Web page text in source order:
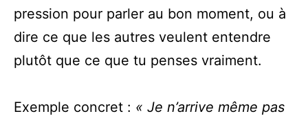
pression pour parler au bon moment, ou à
dire ce que les autres veulent entendre
plutôt que ce que tu penses vraiment.
Exemple concret : « Je n’arrive même pas